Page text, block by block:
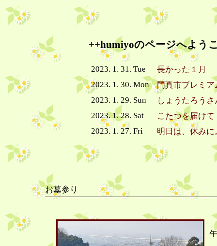
++humiyoのページへよう
2023. 1. 31. Tue
長かった１月
2023. 1. 30. Mon
門真市プレミ
2023. 1. 29. Sun
しょうたろう
2023. 1. 28. Sat
こたつを届けて
2023. 1. 27. Fri
明日は、休みに
お墓参り